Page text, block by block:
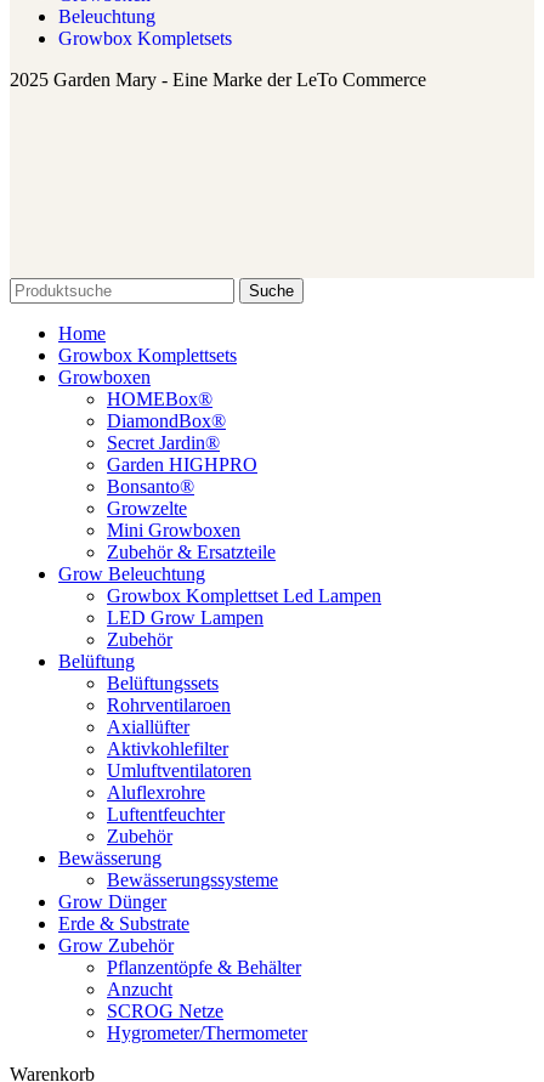
Beleuchtung
Growbox Kompletsets
2025 Garden Mary - Eine Marke der LeTo Commerce
Suche
Home
Growbox Komplettsets
Growboxen
HOMEBox®
DiamondBox®
Secret Jardin®
Garden HIGHPRO
Bonsanto®
Growzelte
Mini Growboxen
Zubehör & Ersatzteile
Grow Beleuchtung
Growbox Komplettset Led Lampen
LED Grow Lampen
Zubehör
Belüftung
Belüftungssets
Rohrventilaroen
Axiallüfter
Aktivkohlefilter
Umluftventilatoren
Aluflexrohre
Luftentfeuchter
Zubehör
Bewässerung
Bewässerungssysteme
Grow Dünger
Erde & Substrate
Grow Zubehör
Pflanzentöpfe & Behälter
Anzucht
SCROG Netze
Hygrometer/Thermometer
Warenkorb